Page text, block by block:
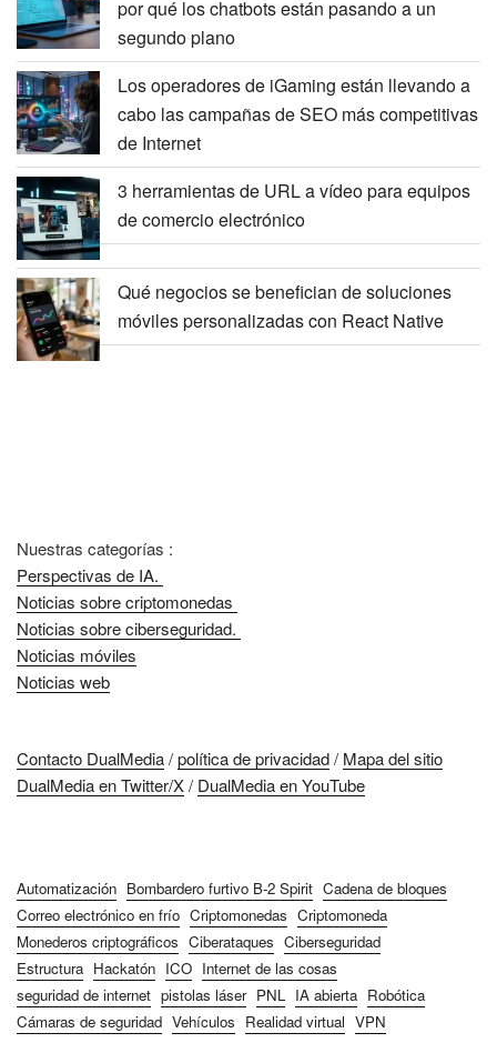
por qué los chatbots están pasando a un
segundo plano
Los operadores de iGaming están llevando a
cabo las campañas de SEO más competitivas
de Internet
3 herramientas de URL a vídeo para equipos
de comercio electrónico
Qué negocios se benefician de soluciones
móviles personalizadas con React Native
Nuestras categorías :
Perspectivas de IA.
Noticias sobre criptomonedas
Noticias sobre ciberseguridad.
Noticias móviles
Noticias web
Contacto DualMedia/política de privacidad/ Mapa del sitio
DualMedia en Twitter/X/ DualMedia en YouTube
Automatización Bombardero furtivo B-2 Spirit Cadena de bloques
Correo electrónico en frío Criptomonedas Criptomoneda
Monederos criptográficos Ciberataques Ciberseguridad
Estructura Hackatón ICO Internet de las cosas
seguridad de internet pistolas láser PNL IA abierta Robótica
Cámaras de seguridad Vehículos Realidad virtual VPN